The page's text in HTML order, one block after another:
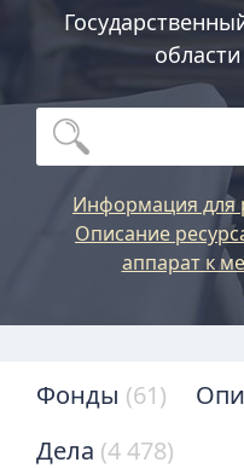
Информация для
Описание
аппарат к
Фонды (61)
Дела (4 478)